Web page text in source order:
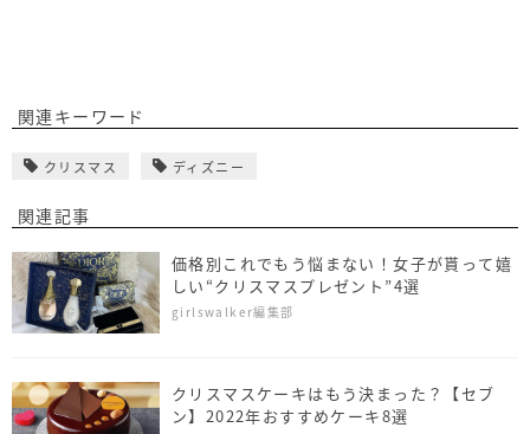
関連キーワード
クリスマス ディズニー
関連記事
価格別これでもう悩まない！女子が貰って嬉
しい“クリスマスプレゼント”4選
girlswalker編集部
クリスマスケーキはもう決まった？【セブ
ン】2022年おすすめケーキ8選